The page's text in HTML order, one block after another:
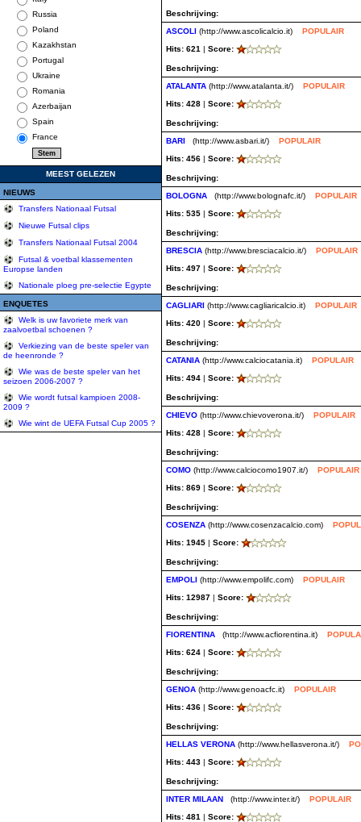
Russia
Poland
Kazakhstan
Portugal
Ukraine
Romania
Azerbaijan
Spain
France
MEEST GELEZEN
NIEUWS
Transfers Nationaal Futsal
Nieuwe Futsal clips
Transfers Nationaal Futsal 2004
Futsal & voetbal klassementen
Europse landen
Nationale ploeg pre-selectie Egypte
ENQUETES
Welk is uw favoriete merk van
zaalvoetbal schoenen ?
Verkiezing van de beste speler van
de heenronde ?
Wie was de beste speler van het
seizoen 2006-2007 ?
Wie wordt futsal kampioen 2008-
2009 ?
Wie wint de UEFA Futsal Cup 2005 ?
Beschrijving:
ASCOLI (http://www.ascolicalcio.it)
POPULAIR
Hits: 621 | Score:
Beschrijving:
ATALANTA (http://www.atalanta.it/)
POPULAIR
Hits: 428 | Score:
Beschrijving:
BARI
(http://www.asbari.it/)
POPULAIR
Hits: 456 | Score:
Beschrijving:
BOLOGNA
(http://www.bolognafc.it/)
POPULAIR
Hits: 535 | Score:
Beschrijving:
BRESCIA (http://www.bresciacalcio.it/)
POPULAIR
Hits: 497 | Score:
Beschrijving:
CAGLIARI (http://www.cagliaricalcio.it)
POPULAIR
Hits: 420 | Score:
Beschrijving:
CATANIA (http://www.calciocatania.it)
POPULAIR
Hits: 494 | Score:
Beschrijving:
CHIEVO (http://www.chievoverona.it/)
POPULAIR
Hits: 428 | Score:
Beschrijving:
COMO (http://www.calciocomo1907.it/)
POPULAIR
Hits: 869 | Score:
Beschrijving:
COSENZA (http://www.cosenzacalcio.com)
Hits: 1945 | Score:
Beschrijving:
EMPOLI (http://www.empolifc.com)
POPULAIR
Hits: 12987 | Score:
Beschrijving:
FIORENTINA
(http://www.acfiorentina.it)
Hits: 624 | Score:
Beschrijving:
GENOA (http://www.genoacfc.it)
POPULAIR
Hits: 436 | Score:
Beschrijving:
HELLAS VERONA (http://www.hellasverona.it/)
Hits: 443 | Score:
Beschrijving:
INTER MILAAN
(http://www.inter.it/)
POPULAIR
Hits: 481 | Score: